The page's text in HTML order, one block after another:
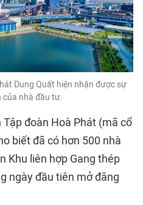
Dung Quất hiện nhận được sự
của nhà đầu tư.
đoàn Hoà Phát (mã cổ
biết đã có hơn 500 nhà
Khu liên hợp Gang thép
ngày đầu tiên mở đăng